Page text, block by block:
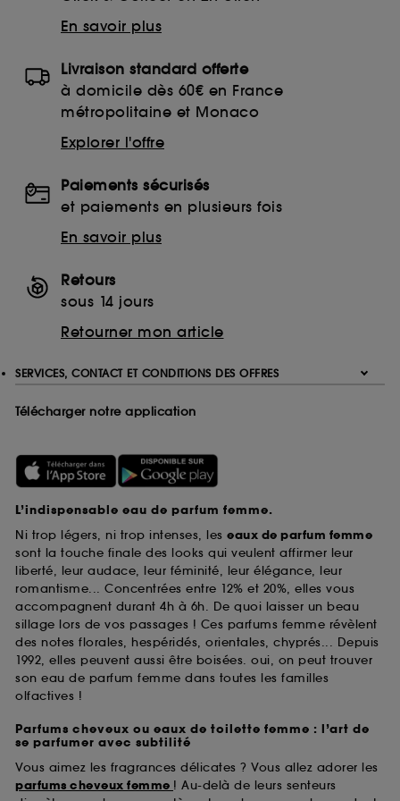
En savoir plus
Livraison standard offerte
à domicile dès 60€ en France
métropolitaine et Monaco
Explorer l'offre
Paiements sécurisés
et paiements en plusieurs fois
En savoir plus
Retours
sous 14 jours
Retourner mon article
SERVICES, CONTACT ET CONDITIONS DES OFFRES
Télécharger notre application
L’indispensable eau de parfum femme.
Ni trop légers, ni trop intenses, les eaux de parfum femme
sont la touche finale des looks qui veulent affirmer leur
liberté, leur audace, leur féminité, leur élégance, leur
romantisme... Concentrées entre 12% et 20%, elles vous
accompagnent durant 4h à 6h. De quoi laisser un beau
sillage lors de vos passages ! Ces parfums femme révèlent
des notes florales, hespéridés, orientales, chyprés... Depuis
1992, elles peuvent aussi être boisées. oui, on peut trouver
son eau de parfum femme dans toutes les familles
olfactives !
Parfums cheveux ou eaux de toilette femme : l’art de
se parfumer avec subtilité
Vous aimez les fragrances délicates ? Vous allez adorer les
parfums cheveux femme ! Au-delà de leurs senteurs
collectées ou générées lors de votre activité en ligne
sur "continuer sans accepter". Voous pouvez à tout
moment choisir de retirer votrte consentement. Si vous
souhaitez obtenir plus d'information sur les cookies
utilisés, cliquezici.